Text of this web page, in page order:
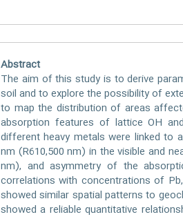
Abstract
The aim of this study is to derive
soil and to explore the possibility of
to map the distribution of areas
absorption features of lattice OH
different heavy metals were linked to
nm (R610,500 nm) in the visible and
nm), and asymmetry of the
correlations with concentrations of
showed similar spatial patterns to
showed a reliable quantitative